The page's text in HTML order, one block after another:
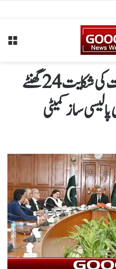
عدالتی امور میں مداخلت کی شکایت 24 گھنٹے
ساز کمیٹی